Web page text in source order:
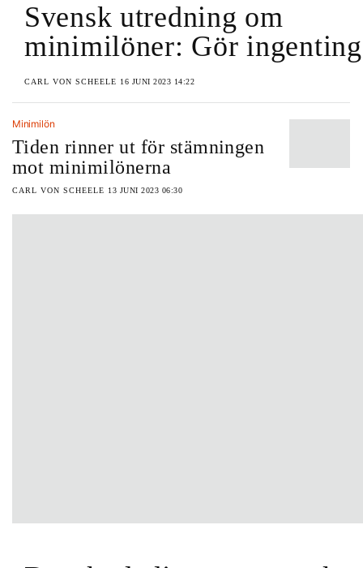
Svensk utredning om
minimilöner: Gör
CARL VON SCHEELE 16 JUNI 2023 14:22
Minimilön
Tiden rinner ut för stämningen
mot minimilönerna
CARL VON SCHEELE 13 JUNI 2023 06:30